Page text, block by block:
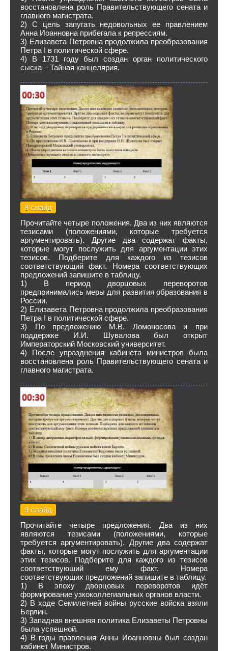
восстановлена роль Правительствующего сената и
главного магистрата.
2) С цель запугать недовольных ее правлением
Анна Иоанновна прибегала к репрессиям.
3) Елизавета Петровна продолжила преобразования
Петра I в политической сфере.
4) В 1731 году был создан орган политического
сыска – Тайная канцелярия.
8 слайд
Прочитайте четыре положения. Два из них являются
тезисами (положениями, которые требуется
аргументировать). Другие два содержат факты,
которые могут послужить для аргументации этих
тезисов. Подберите для каждого из тезисов
соответствующий факт. Номера соответствующих
предложений запишите в таблицу.
1) В период дворцовых переворотов
предпринимались меры для развития образования в
России.
2) Елизавета Петровна продолжила преобразования
Петра I в политической сфере.
3) По предложению М.В. Ломоносова и при
поддержке И.И. Шувалова был открыт
Императорский Московский университет.
4) После упразднения кабинета министров была
восстановлена роль Правительствующего сената и
главного магистрата.
9 слайд
Прочитайте четыре предложения. Два из них
являются тезисами (положениями, которые
требуется аргументировать). Другие два содержат
факты, которые могут послужить для аргументации
этих тезисов. Подберите для каждого из тезисов
соответствующий ему факт. Номера
соответствующих предложений запишите в таблицу.
1) В эпоху дворцовых переворотов идёт
формирование узкоколлегиальных органов власти.
2) В ходе Семилетней войны русские войска взяли
Берлин.
3) Западная внешняя политика Елизаветы Петровны
была успешной.
4) В годы правления Анны Иоанновны был создан
кабинет Министров.